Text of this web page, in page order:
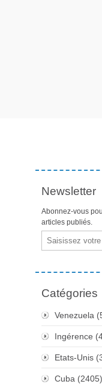
Newsletter
Abonnez-vous
articles publiés.
Email
Catégories
Venezuela
Ingérence
Etats-Unis
Cuba (2405)